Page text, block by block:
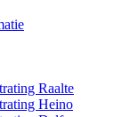
Raalte
Heino